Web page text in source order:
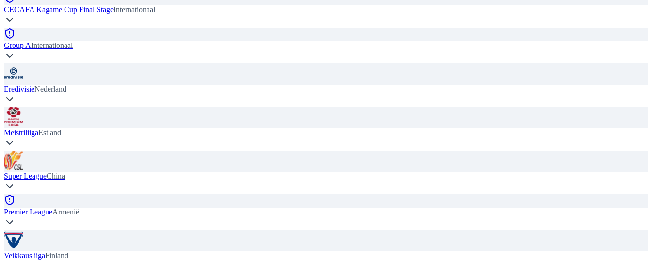
CECAFA Kagame Cup Final StageInternationaal
Group AInternationaal
EredivisieNederland
MeistriliigaEstland
Super LeagueChina
Premier LeagueArmenië
VeikkausliigaFinland